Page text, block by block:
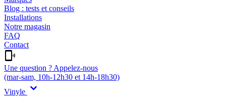
Blog : tests et conseils
Installations
Notre magasin
FAQ
Contact
Une question ? Appelez-nous
(mar-sam, 10h-12h30 et 14h-18h30)
Vinyle